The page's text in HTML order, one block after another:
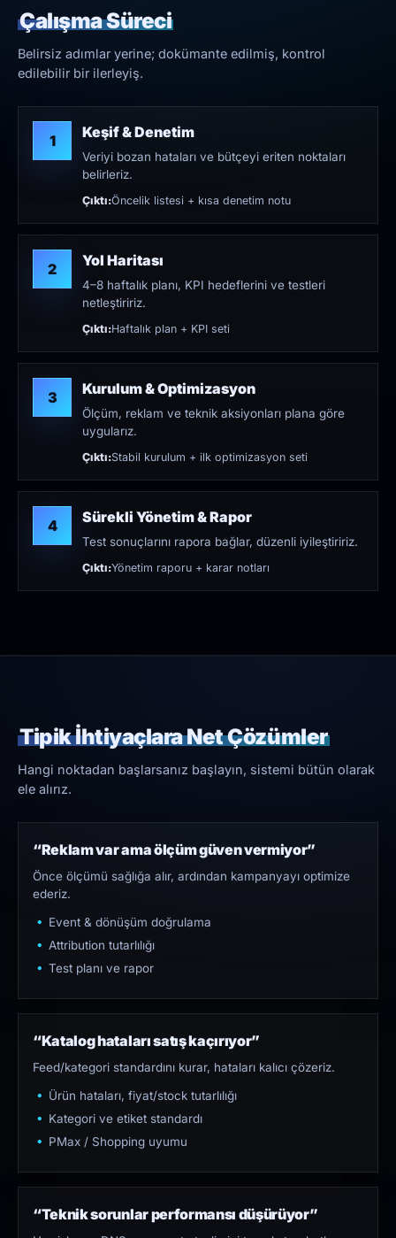
Çalışma Süreci
Belirsiz adımlar yerine; dokümante edilmiş, kontrol
edilebilir bir ilerleyiş.
1 Keşif & Denetim
Veriyi bozan hataları ve bütçeyi eriten noktaları
belirleriz.
Çıktı:Öncelik listesi + kısa denetim notu
2 Yol Haritası
4–8 haftalık planı, KPI hedeflerini ve testleri
netleştiririz.
Çıktı:Haftalık plan + KPI seti
3 Kurulum & Optimizasyon
Ölçüm, reklam ve teknik aksiyonları plana göre
uygularız.
Çıktı:Stabil kurulum + ilk optimizasyon seti
4 Sürekli Yönetim & Rapor
Test sonuçlarını rapora bağlar, düzenli iyileştiririz.
Çıktı:Yönetim raporu + karar notları
Tipik İhtiyaçlara Net Çözümler
Hangi noktadan başlarsanız başlayın, sistemi bütün olarak
ele alırız.
“Reklam var ama ölçüm güven vermiyor”
Önce ölçümü sağlığa alır, ardından kampanyayı optimize
ederiz.
Event & dönüşüm doğrulama
Attribution tutarlılığı
Test planı ve rapor
“Katalog hataları satış kaçırıyor”
Feed/kategori standardını kurar, hataları kalıcı çözeriz.
Ürün hataları, fiyat/stock tutarlılığı
Kategori ve etiket standardı
PMax / Shopping uyumu
“Teknik sorunlar performansı düşürüyor”